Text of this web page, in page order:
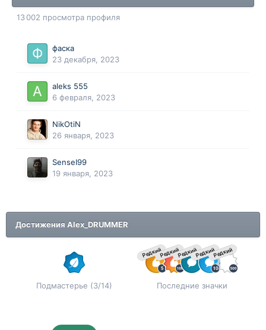
13 002 просмотра профиля
фаска
23 декабря, 2023
aleks 555
6 февраля, 2023
NikOtiN
26 января, 2023
SenseI99
19 января, 2023
Достижения Alex_DRUMMER
Подмастерье (3/14)
РедкийРедкийРедкийРедкийРедкий
Последние значки